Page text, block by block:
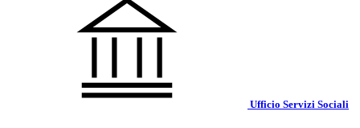
Ufficio Servizi Sociali